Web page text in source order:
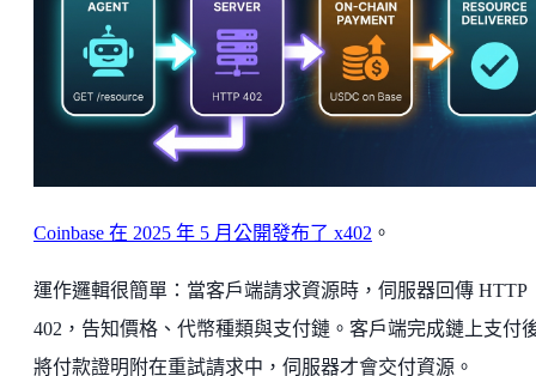
Coinbase 在 2025 年 5 月公開發布了 x402 。
運作邏輯很簡單：當客戶端請求資源時，伺服器回傳 HTTP
402，告知價格、代幣種類與支付鏈。客戶端完成鏈上支付
將付款證明附在重試請求中，伺服器才會交付資源。